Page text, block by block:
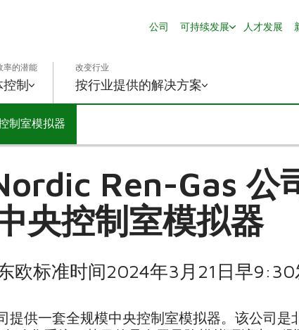
公司
可持续发展 人才发展
率的潜能
控制
改变行业
按行业提供的解决方案
制室模拟器
Ren-Gas 公
央控制室模拟器
欧标准时间2024年3月21日早9:30
提供一套全规模中央控制室模拟器。该公司是